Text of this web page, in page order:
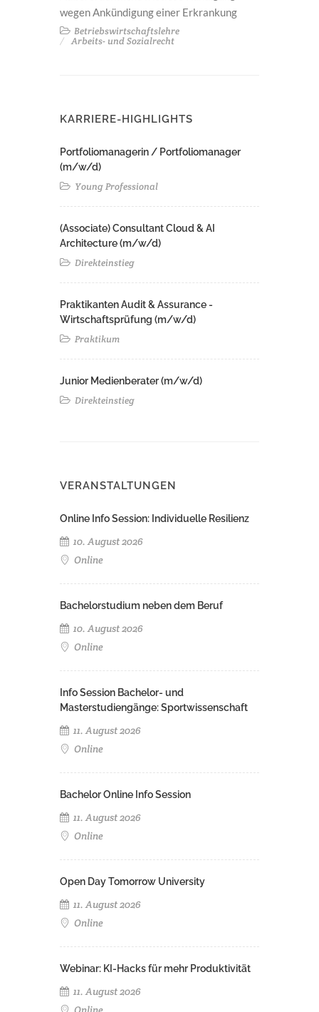
wegen Ankündigung einer Erkrankung
Betriebswirtschaftslehre
Arbeits- und Sozialrecht
KARRIERE-HIGHLIGHTS
Portfoliomanagerin / Portfoliomanager
(m/w/d)
Young Professional
(Associate) Consultant Cloud & AI
Architecture (m/w/d)​ ​
Direkteinstieg
Praktikanten Audit & Assurance -
Wirtschaftsprüfung (m/w/d)
Praktikum
Junior Medienberater (m/w/d)
Direkteinstieg
VERANSTALTUNGEN
Online Info Session: Individuelle Resilienz
10. August 2026
Online
Bachelorstudium neben dem Beruf
10. August 2026
Online
Info Session Bachelor- und
Masterstudiengänge: Sportwissenschaft
11. August 2026
Online
Bachelor Online Info Session
11. August 2026
Online
Open Day Tomorrow University
11. August 2026
Online
Webinar: KI-Hacks für mehr Produktivität
11. August 2026